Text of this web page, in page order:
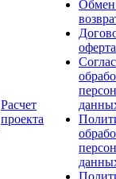
Расчет
проекта
оферта